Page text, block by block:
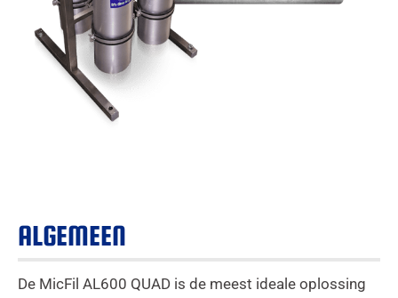
ALGEMEEN
De MicFil AL600 QUAD is de meest ideale oplossing